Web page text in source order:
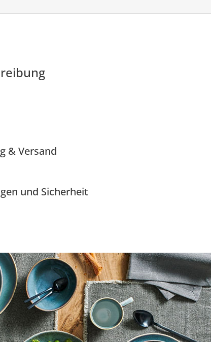
& Versand
und Sicherheit